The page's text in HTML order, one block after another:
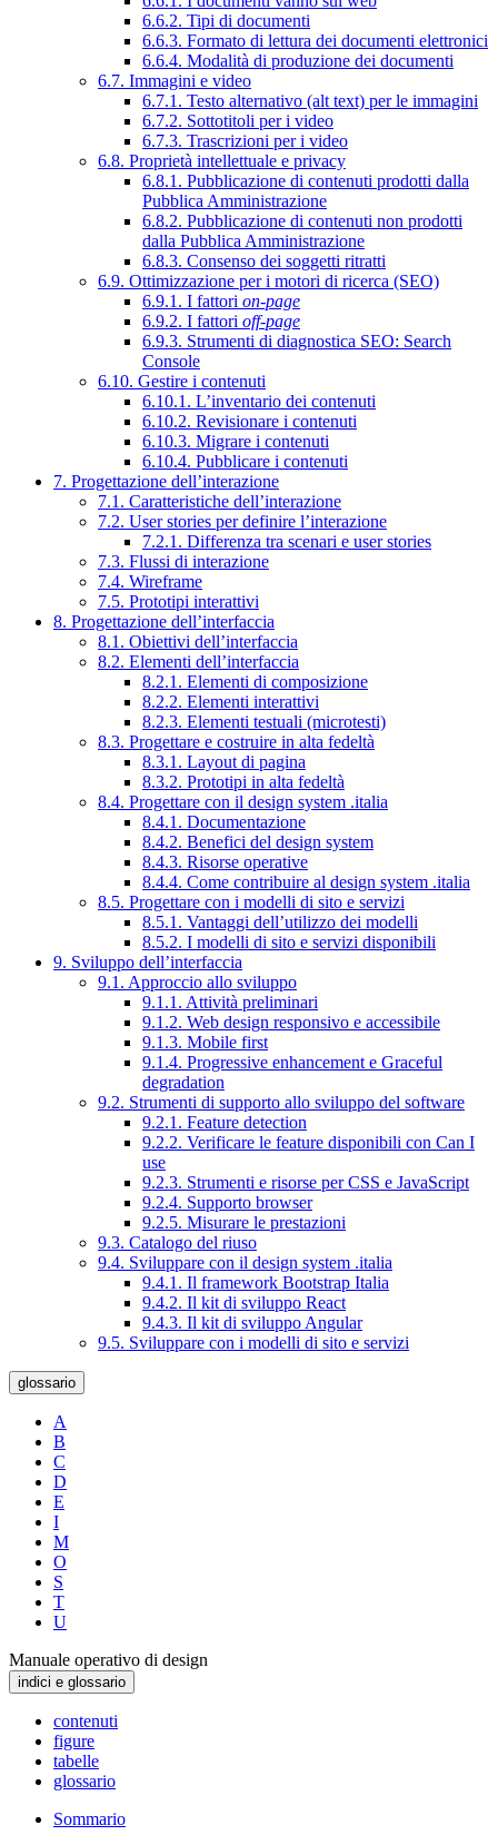
6.6.2. Tipi di documenti
6.6.3. Formato di lettura dei documenti elettronici
6.6.4. Modalità di produzione dei documenti
6.7. Immagini e video
6.7.1. Testo alternativo (alt text) per le immagini
6.7.2. Sottotitoli per i video
6.7.3. Trascrizioni per i video
6.8. Proprietà intellettuale e privacy
6.8.1. Pubblicazione di contenuti prodotti dalla
Pubblica Amministrazione
6.8.2. Pubblicazione di contenuti non prodotti
dalla Pubblica Amministrazione
6.8.3. Consenso dei soggetti ritratti
6.9. Ottimizzazione per i motori di ricerca (SEO)
6.9.1. I fattori on-page
6.9.2. I fattori off-page
6.9.3. Strumenti di diagnostica SEO: Search
Console
6.10. Gestire i contenuti
6.10.1. L’inventario dei contenuti
6.10.2. Revisionare i contenuti
6.10.3. Migrare i contenuti
6.10.4. Pubblicare i contenuti
7. Progettazione dell’interazione
7.1. Caratteristiche dell’interazione
7.2. User stories per definire l’interazione
7.2.1. Differenza tra scenari e user stories
7.3. Flussi di interazione
7.4. Wireframe
7.5. Prototipi interattivi
8. Progettazione dell’interfaccia
8.1. Obiettivi dell’interfaccia
8.2. Elementi dell’interfaccia
8.2.1. Elementi di composizione
8.2.2. Elementi interattivi
8.2.3. Elementi testuali (microtesti)
8.3. Progettare e costruire in alta fedeltà
8.3.1. Layout di pagina
8.3.2. Prototipi in alta fedeltà
8.4. Progettare con il design system .italia
8.4.1. Documentazione
8.4.2. Benefici del design system
8.4.3. Risorse operative
8.4.4. Come contribuire al design system .italia
8.5. Progettare con i modelli di sito e servizi
8.5.1. Vantaggi dell’utilizzo dei modelli
8.5.2. I modelli di sito e servizi disponibili
9. Sviluppo dell’interfaccia
9.1. Approccio allo sviluppo
9.1.1. Attività preliminari
9.1.2. Web design responsivo e accessibile
9.1.3. Mobile first
9.1.4. Progressive enhancement e Graceful
degradation
9.2. Strumenti di supporto allo sviluppo del software
9.2.1. Feature detection
9.2.2. Verificare le feature disponibili con Can I
use
9.2.3. Strumenti e risorse per CSS e JavaScript
9.2.4. Supporto browser
9.2.5. Misurare le prestazioni
9.3. Catalogo del riuso
9.4. Sviluppare con il design system .italia
9.4.1. Il framework Bootstrap Italia
9.4.2. Il kit di sviluppo React
9.4.3. Il kit di sviluppo Angular
9.5. Sviluppare con i modelli di sito e servizi
glossario
A
B
C
D
E
I
M
O
S
T
U
Manuale operativo di design
indici e glossario
contenuti
figure
tabelle
glossario
Sommario